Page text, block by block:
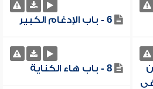
6 - باب الإدغام الكبير
8 - باب هاء الكناية